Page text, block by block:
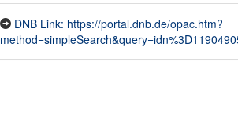
DNB Link: https://portal.dnb.de/opac.htm?